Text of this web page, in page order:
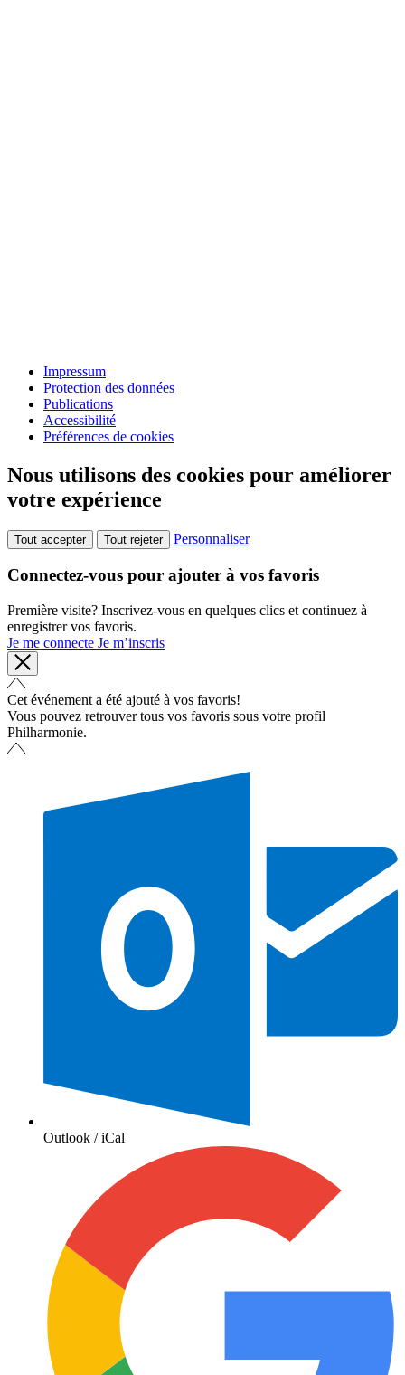
Impressum
Protection des données
Publications
Accessibilité
Préférences de cookies
Nous utilisons des cookies pour améliorer
votre expérience
Tout accepter Tout rejeter Personnaliser
Connectez-vous pour ajouter à vos favoris
Première visite? Inscrivez-vous en quelques clics et continuez à
enregistrer vos favoris.
Je me connecte Je m’inscris
Cet événement a été ajouté à vos favoris!
Vous pouvez retrouver tous vos favoris sous votre profil
Philharmonie.
Outlook / iCal